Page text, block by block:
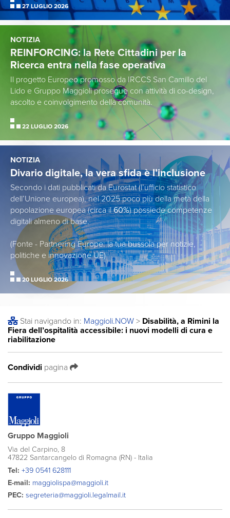
27 LUGLIO 2026
NOTIZIA
REINFORCING: la Rete Cittadini per la
Ricerca entra nella fase operativa
Il progetto Europeo promosso da IRCCS San Camillo del
Lido e Gruppo Maggioli prosegue con attività di co-design,
ascolto e coinvolgimento della comunità.
22 LUGLIO 2026
NOTIZIA
Divario digitale, la vera sfida è l’inclusione
Secondo i dati pubblicati da Eurostat (l’ufficio statistico
dell’Unione europea), nel 2025 poco più della metà della
popolazione europea (circa il60%) possiede competenze
digitali almeno di base.
(Fonte - Partnering Europe: la tua bussola per notizie,
politiche e innovazione UE)
20 LUGLIO 2026
Stai navigando in: Maggioli.NOW > Disabilità, a Rimini la
Fiera dell’ospitalità accessibile: i nuovi modelli di cura e
riabilitazione
Condividi pagina
Gruppo Maggioli
Via del Carpino, 8
47822 Santarcangelo di Romagna (RN) - Italia
Tel: +39 0541 628111
E-mail: maggiolispa@maggioli.it
PEC: segreteria@maggioli.legalmail.it